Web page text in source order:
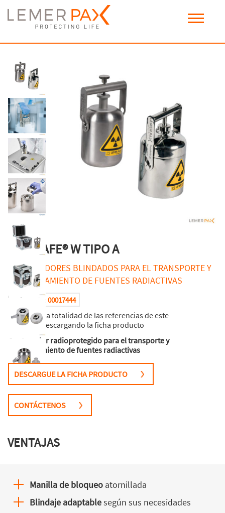
POSISAFE® W TIPO A
CONTENEDORES BLINDADOS PARA EL TRANSPORTE Y
ALMACENAMIENTO DE FUENTES RADIACTIVAS
Referencia :00017444
Encuentre la totalidad de las referencias de este
producto descargando la ficha producto
Contenedor radioprotegido para el transporte y
almacenamiento de fuentes radiactivas
DESCARGUE LA FICHA PRODUCTO
CONTÁCTENOS
VENTAJAS
Manilla de bloqueo atornillada
Blindaje adaptablesegún sus necesidades